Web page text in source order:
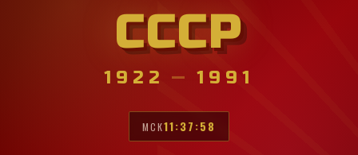
СССР
1922 — 1991
МСК11:37:59